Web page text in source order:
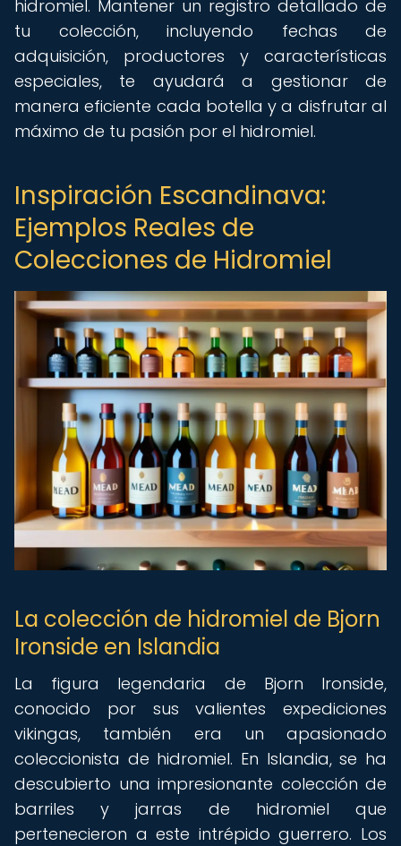
hidromiel. Mantener un registro detallado de
tu colección, incluyendo fechas de
adquisición, productores y características
especiales, te ayudará a gestionar de
manera eficiente cada botella y a disfrutar al
máximo de tu pasión por el hidromiel.
Inspiración Escandinava:
Ejemplos Reales de
Colecciones de Hidromiel
La colección de hidromiel de Bjorn
Ironside en Islandia
La figura legendaria de Bjorn Ironside,
conocido por sus valientes expediciones
vikingas, también era un apasionado
coleccionista de hidromiel. En Islandia, se ha
descubierto una impresionante colección de
barriles y jarras de hidromiel que
pertenecieron a este intrépido guerrero. Los